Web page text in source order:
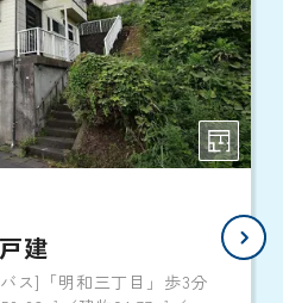
建
ス]「明和三丁目」歩3分